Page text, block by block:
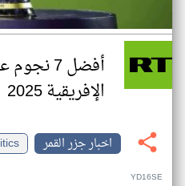
أفضل 7
الإفريقية 2025
اخبار جزر القمر
YD16SE